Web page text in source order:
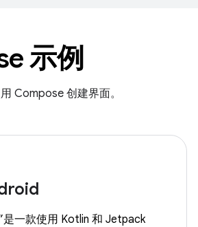
示例
Compose 创建界面。
是一款使用 Kotlin 和 Jetpack